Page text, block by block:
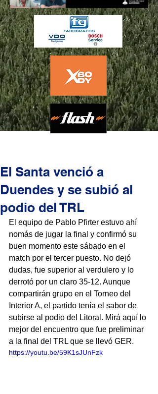
El Santa venció a
Duendes y se subió al
podio del TRL
El equipo de Pablo Pfirter estuvo ahí
nomás de jugar la final y confirmó su
buen momento este sábado en el
match por el tercer puesto. No dejó
dudas, fue superior al verdulero y lo
derrotó por un claro 35-12. Aunque
compartirán grupo en el Torneo del
Interior A, el partido tenía el sabor de
subirse al podio del Litoral. Mirá aquí lo
mejor del encuentro que fue preliminar
a la final del TRL que se llevó GER.
https://youtu.be/59K1sJUnFzk